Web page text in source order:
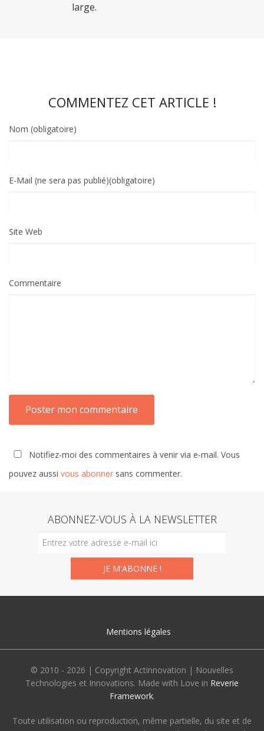
large.
COMMENTEZ CET ARTICLE !
Nom (obligatoire)
E-Mail (ne sera pas publié)(obligatoire)
Site Web
Commentaire
Notifiez-moi des commentaires à venir via e-mail. Vous
pouvez aussi vous abonner sans commenter.
ABONNEZ-VOUS À LA NEWSLETTER
Mentions légales
© 2010 - 2026 | Copyright Actinnovation | Nouvelles
Technologies et Innovations. Made with Love in Reverie
Framework.
Toute utilisation ou reproduction, même partielle, du site et de